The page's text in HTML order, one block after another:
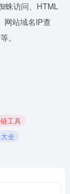
蛛访问、HTML
网站域名IP查
。
工具
全